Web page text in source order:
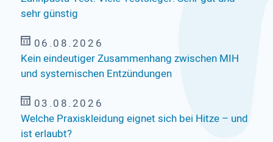
sehr günstig
06.08.2026
Kein eindeutiger Zusammenhang zwischen MIH
und systemischen Entzündungen
03.08.2026
Welche Praxiskleidung eignet sich bei Hitze – und
ist erlaubt?